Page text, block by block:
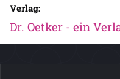
Verlag:
Dr. Oetker - ein